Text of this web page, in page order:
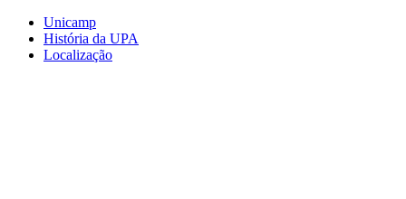
Conteúdo principal
Unicamp
História da UPA
Localização